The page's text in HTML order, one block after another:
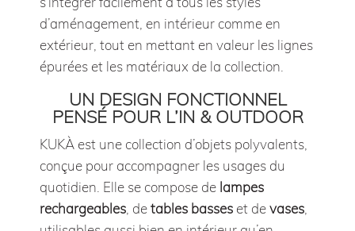
d’aménagement, en intérieur comme en
extérieur, tout en mettant en valeur les lignes
épurées et les matériaux de la collection.
UN DESIGN FONCTIONNEL
PENSÉ POUR L’IN & OUTDOOR
KUKÀ est une collection d’objets polyvalents,
conçue pour accompagner les usages du
quotidien. Elle se compose de lampes
rechargeables, detables basses et devases,